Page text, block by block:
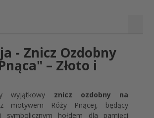
- Znicz Ozdobny
– Złoto i
wyjątkowy znicz ozdobny na
motywem Róży Pnącej, będący
symbolicznym hołdem dla pamięci